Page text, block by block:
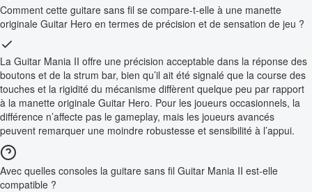
Comment cette guitare sans fil se compare-t-elle à une manette
originale Guitar Hero en termes de précision et de sensation de jeu ?
La Guitar Mania II offre une précision acceptable dans la réponse des
boutons et de la strum bar, bien qu’il ait été signalé que la course des
touches et la rigidité du mécanisme diffèrent quelque peu par rapport
à la manette originale Guitar Hero. Pour les joueurs occasionnels, la
différence n’affecte pas le gameplay, mais les joueurs avancés
peuvent remarquer une moindre robustesse et sensibilité à l’appui.
Avec quelles consoles la guitare sans fil Guitar Mania II est-elle
compatible ?